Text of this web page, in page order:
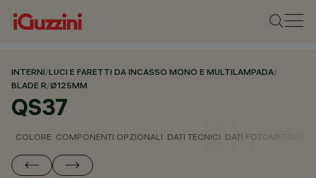
INTERNI/LUCI E FARETTI DA INCASSO MONO E MULTILAMPADA/
BLADE R/Ø125MM
QS37
COLORE COMPONENTI OPZIONALI DATI TECNICI DATI FOTOMETRICI